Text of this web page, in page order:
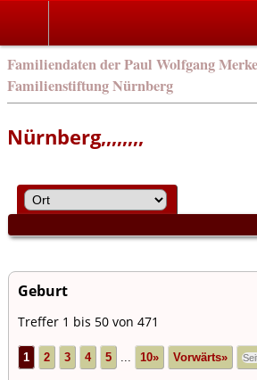
Familiendaten der Paul Wolfgang
Familienstiftung Nürnberg
Nürnberg,,,,,,,,
Geburt
Treffer 1 bis 50 von 471
1 2 3 4 5 10» Vorwärts»